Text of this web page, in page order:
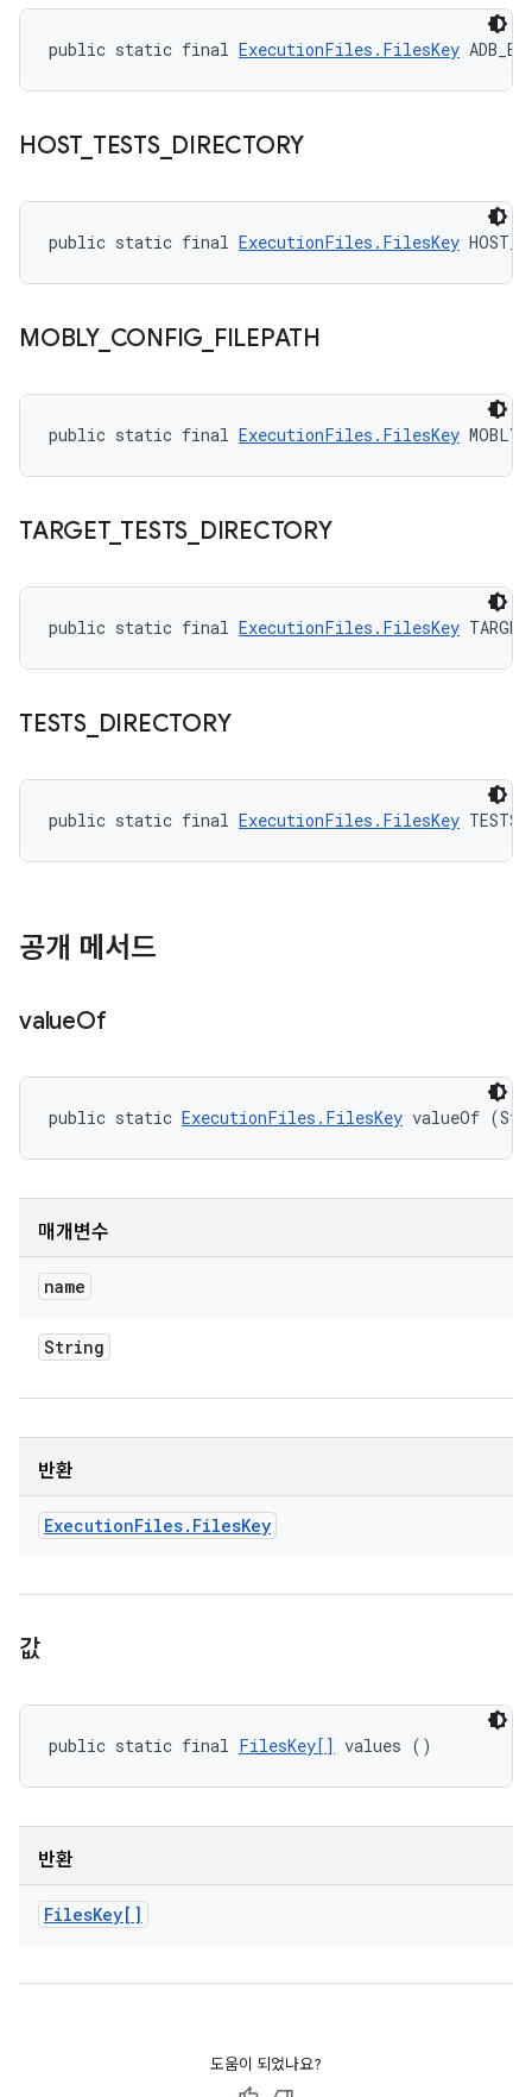
public static final ExecutionFiles.FilesKey
HOST_ TESTS_ DIRECTORY
public static final ExecutionFiles.FilesKey
MOBLY_ CONFIG FILEPATH
public static final ExecutionFiles.FilesKey
TARGET_ TESTS DIRECTORY
public static final ExecutionFiles.FilesKey
TESTS_ DIRECTORY
public static final ExecutionFiles.FilesKey
공개 메서드
valueOf
public static ExecutionFiles.FilesKey valueOf
매개변수
name
String
반환
ExecutionFiles. FilesKey
값
public static final FilesKey[] values ()
반환
FilesKey[]
도움이 되었나요?